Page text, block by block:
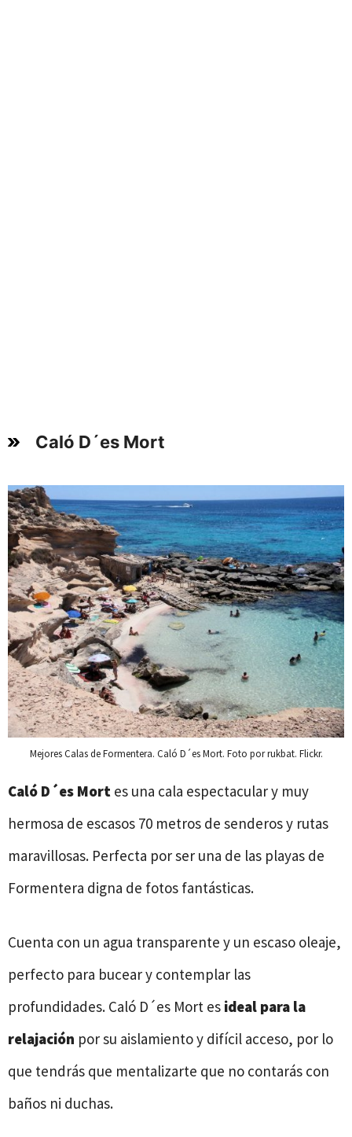
Caló D´es Mort
Mejores Calas de Formentera. Caló D´es Mort. Foto por rukbat. Flickr.
Caló D´es Mort es una cala espectacular y muy
hermosa de escasos 70 metros de senderos y rutas
maravillosas. Perfecta por ser una de las playas de
Formentera digna de fotos fantásticas.
Cuenta con un agua transparente y un escaso oleaje,
perfecto para bucear y contemplar las
profundidades. Caló D´es Mort es ideal para la
relajación por su aislamiento y difícil acceso, por lo
que tendrás que mentalizarte que no contarás con
baños ni duchas.